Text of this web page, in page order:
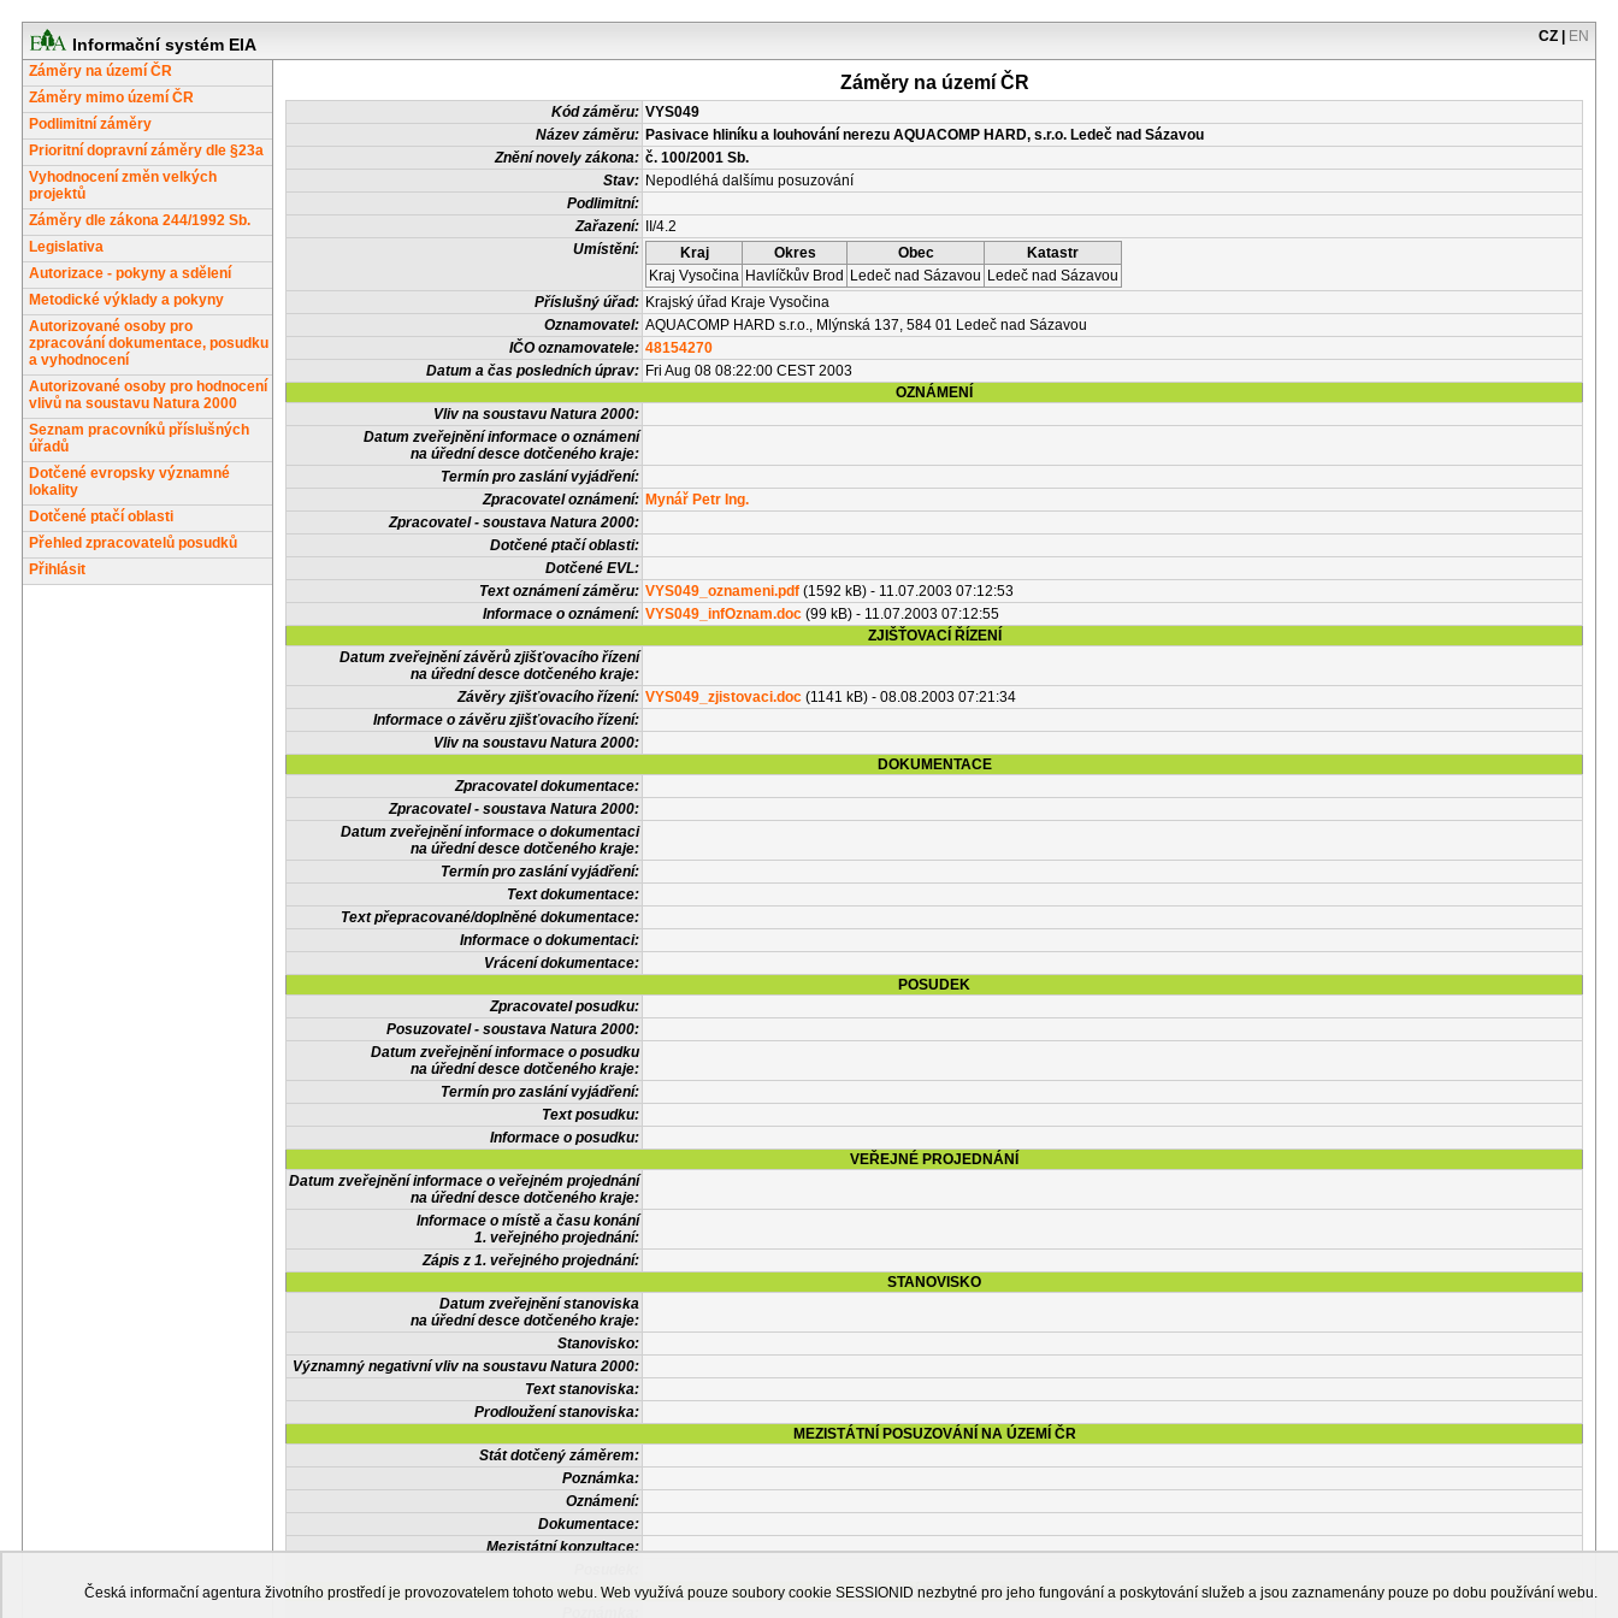
Informační systém EIA CZ EN
Záměry na území ČR
Záměry mimo území ČR
Podlimitní záměry
Prioritní dopravní záměry dle §23a
Vyhodnocení změn velkých
projektů
Záměry dle zákona 244/1992 Sb.
Legislativa
Autorizace - pokyny a sdělení
Metodické výklady a pokyny
Autorizované osoby pro
zpracování dokumentace, posudku
a vyhodnocení
Autorizované osoby pro hodnocení
vlivů na soustavu Natura 2000
Seznam pracovníků příslušných
úřadů
Dotčené evropsky významné
lokality
Dotčené ptačí oblasti
Přehled zpracovatelů posudků
Přihlásit
Záměry na území ČR
Kód záměru: VYS049
Název záměru: Pasivace hliníku a louhování nerezu AQUACOMP HARD, s.r.o. Ledeč nad Sázavou
Znění novely zákona: č. 100/2001 Sb.
Stav: Nepodléhá dalšímu posuzování
Podlimitní:
Zařazení:
II/4.2
Umístění:
Kraj Okres Obec
Katastr
Kraj Vysočina Havlíčkův Brod Ledeč nad Sázavou Ledeč nad Sázavou
Příslušný úřad: Krajský úřad Kraje Vysočina
Oznamovatel: AQUACOMP HARD s.r.o., Mlýnská 137, 584 01 Ledeč nad Sázavou
IČO oznamovatele: 48154270
Datum a čas posledních úprav: Fri Aug 08 08:22:00 CEST 2003
OZNÁMENÍ
Vliv na soustavu Natura 2000:
Datum zveřejnění informace o oznámení
na úřední desce dotčeného kraje:
Termín pro zaslání vyjádření:
Zpracovatel oznámení: Mynář Petr Ing.
Zpracovatel - soustava Natura 2000:
Dotčené ptačí oblasti:
Dotčené EVL:
Text oznámení záměru: VYS049_oznameni.pdf (1592 kB) - 11.07.2003 07:12:53
Informace o oznámení: VYS049_infOznam.doc (99 kB) - 11.07.2003 07:12:55
ZJIŠŤOVACÍ ŘÍZENÍ
Datum zveřejnění závěrů zjišťovacího řízení
na úřední desce dotčeného kraje:
Závěry zjišťovacího řízení: VYS049_zjistovaci.doc (1141 kB) - 08.08.2003 07:21:34
Informace o závěru zjišťovacího řízení:
Vliv na soustavu Natura 2000:
DOKUMENTACE
Zpracovatel dokumentace:
Zpracovatel - soustava Natura 2000:
Datum zveřejnění informace o dokumentaci
na úřední desce dotčeného kraje:
Termín pro zaslání vyjádření:
Text dokumentace:
Text přepracované/doplněné dokumentace:
Informace o dokumentaci:
Vrácení dokumentace:
POSUDEK
Zpracovatel posudku:
Posuzovatel - soustava Natura 2000:
Datum zveřejnění informace o posudku
na úřední desce dotčeného kraje:
Termín pro zaslání vyjádření:
Text posudku:
Informace o posudku:
VEŘEJNÉ PROJEDNÁNÍ
Datum zveřejnění informace o veřejném projednání
na úřední desce dotčeného kraje:
Informace o místě a času konání
1. veřejného projednání:
Zápis z 1. veřejného projednání:
STANOVISKO
Datum zveřejnění stanoviska
na úřední desce dotčeného kraje:
Stanovisko:
Významný negativní vliv na soustavu Natura 2000:
Text stanoviska:
Prodloužení stanoviska:
MEZISTÁTNÍ POSUZOVÁNÍ NA ÚZEMÍ ČR
Stát dotčený záměrem:
Poznámka:
Oznámení:
Dokumentace:
Mezistátní konzultace:
OSTATNÍ INFORMACE
Česká informační agentura životního prostředí je provozovatelem tohoto webu. Web využívá pouze soubory cookie SESSIONID nezbytné pro jeho fungování a poskytování služeb a jsou zaznamenány pouze po dobu používání webu.